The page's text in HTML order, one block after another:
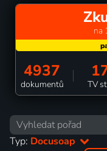
na
4937
dokumentů TV
Typ: Docusoap